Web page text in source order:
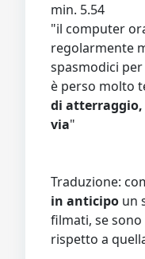
min. 5.54
"il computer
regolarmente
spasmodici
è perso molto
di
via"
Traduzione:
in anticipo un
filmati, se
rispetto a